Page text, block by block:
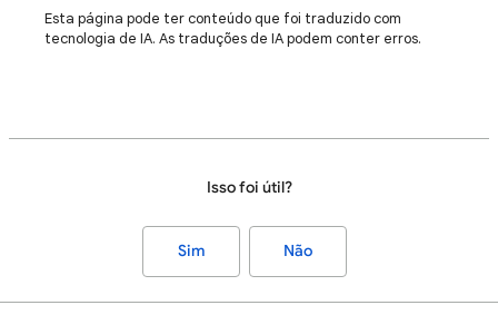
Esta página pode ter conteúdo que foi traduzido com
tecnologia de IA. As traduções de IA podem conter erros.
Isso foi útil?
Sim Não